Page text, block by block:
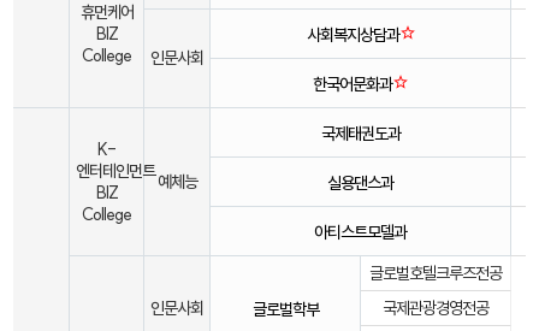
휴먼케어
BIZ
College
인문사회
사회복지상담과☆
한국어문화과☆
K-
엔터테인먼트
BIZ
College
예체능
국제태권도과
실용댄스과
아티스트모델과
인문사회 글로벌학부
글로벌호텔크루즈전공
국제관광경영전공